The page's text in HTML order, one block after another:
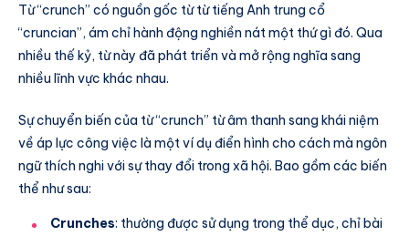
Từ “crunch” có nguồn gốc từ từ tiếng Anh trung cổ
“cruncian”, ám chỉ hành động nghiền nát một thứ gì đó. Qua
nhiều thế kỷ, từ này đã phát triển và mở rộng nghĩa sang
nhiều lĩnh vực khác nhau.
Sự chuyển biến của từ “crunch” từ âm thanh sang khái niệm
về áp lực công việc là một ví dụ điển hình cho cách mà ngôn
ngữ thích nghi với sự thay đổi trong xã hội. Bao gồm các biến
thể như sau:
Crunches: thường được sử dụng trong thể dục, chỉ bài